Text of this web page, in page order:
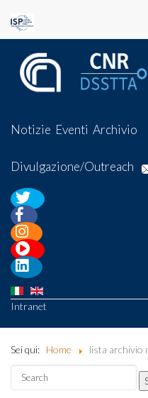
Notizie Eventi Archivio
Divulgazione/Outreach
Intranet
Sei qui: Home lista archivio